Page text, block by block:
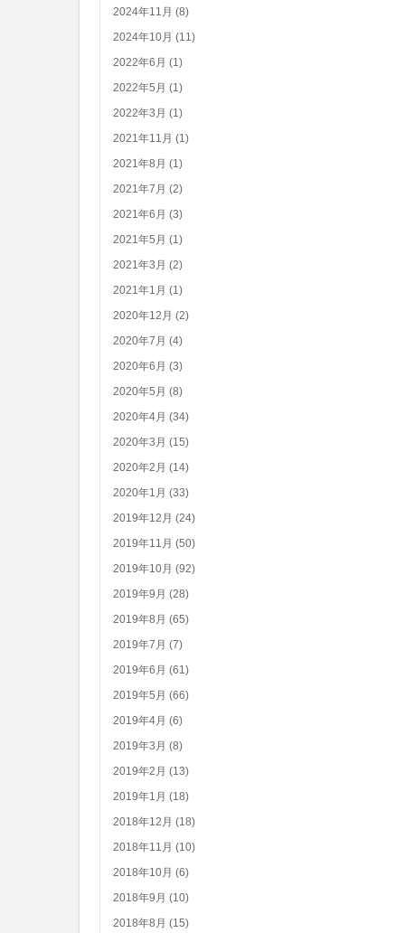
2024年11月 (8)
2024年10月 (11)
2022年6月 (1)
2022年5月 (1)
2022年3月 (1)
2021年11月 (1)
2021年8月 (1)
2021年7月 (2)
2021年6月 (3)
2021年5月 (1)
2021年3月 (2)
2021年1月 (1)
2020年12月 (2)
2020年7月 (4)
2020年6月 (3)
2020年5月 (8)
2020年4月 (34)
2020年3月 (15)
2020年2月 (14)
2020年1月 (33)
2019年12月 (24)
2019年11月 (50)
2019年10月 (92)
2019年9月 (28)
2019年8月 (65)
2019年7月 (7)
2019年6月 (61)
2019年5月 (66)
2019年4月 (6)
2019年3月 (8)
2019年2月 (13)
2019年1月 (18)
2018年12月 (18)
2018年11月 (10)
2018年10月 (6)
2018年9月 (10)
2018年8月 (15)